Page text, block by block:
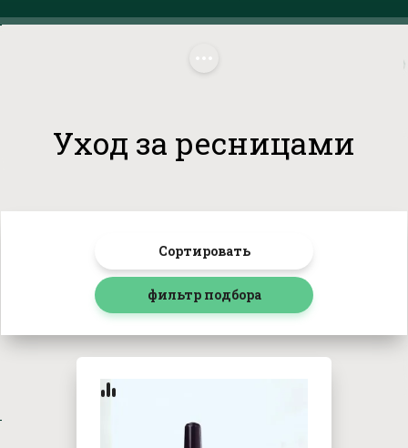
Уход за ресницами
Сортировать
фильтр подбора